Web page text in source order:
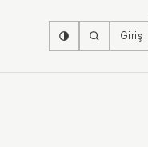
Giriş